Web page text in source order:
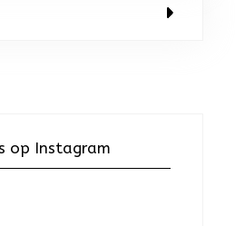
op Instagram